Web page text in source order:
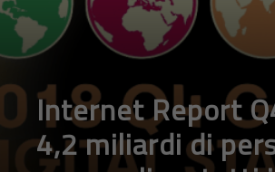
Internet Report
4,2 miliardi di